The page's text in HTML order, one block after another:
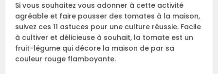
Si vous souhaitez vous adonner à cette activité
agréable et faire pousser des tomates à la maison,
suivez ces 11 astuces pour une culture réussie. Facile
à cultiver et délicieuse à souhait, la tomate est un
fruit-légume qui décore la maison de par sa
couleur rouge flamboyante.